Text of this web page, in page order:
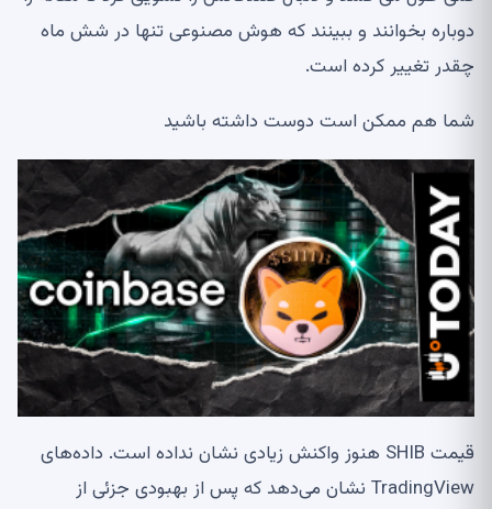
دوباره بخوانند و ببینند که هوش مصنوعی تنها در شش ماه
چقدر تغییر کرده است.
شما هم ممکن است دوست داشته باشید
قیمت SHIB هنوز واکنش زیادی نشان نداده است. داده‌های
TradingView نشان می‌دهد که پس از بهبودی جزئی از